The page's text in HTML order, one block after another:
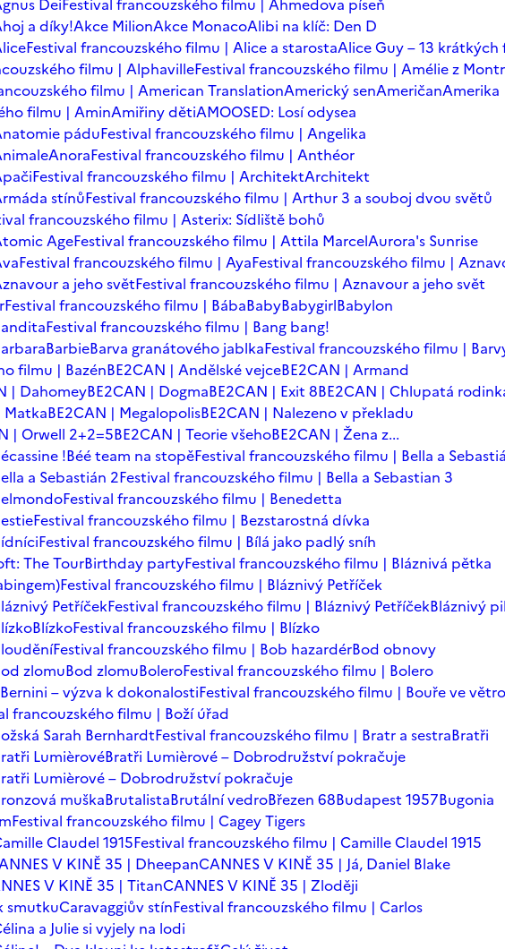
DeiFestival francouzského filmu | Ahmedova píseň
a díky!Akce MilionAkce MonacoAlibi na klíč: Den D
Festival francouzského filmu | Alice a starostaAlice Guy – 13 krátkých
filmu | AlphavilleFestival francouzského filmu | Amélie z
filmu | American TranslationAmerický senAmeričanAmerika
filmu | AminAmiřiny dětiAMOOSED: Losí odysea
páduFestival francouzského filmu | Angelika
AnoraFestival francouzského filmu | Anthéor
Festival francouzského filmu | ArchitektArchitekt
stínůFestival francouzského filmu | Arthur 3 a souboj dvou světů
francouzského filmu | Asterix: Sídliště bohů
AgeFestival francouzského filmu | Attila MarcelAurora's Sunrise
Festival francouzského filmu | AyaFestival francouzského filmu |
a jeho světFestival francouzského filmu | Aznavour a jeho svět
Festival francouzského filmu | BábaBabyBabygirlBabylon
Festival francouzského filmu | Bang bang!
BarbieBarva granátového jablkaFestival francouzského filmu |
filmu | BazénBE2CAN | Andělské vejceBE2CAN | Armand
| DahomeyBE2CAN | DogmaBE2CAN | Exit 8BE2CAN | Chlupatá
MatkaBE2CAN | MegalopolisBE2CAN | Nalezeno v překladu
| Orwell 2+2=5BE2CAN | Teorie všehoBE2CAN | Žena z...
!Béé team na stopěFestival francouzského filmu | Bella a
a Sebastián 2Festival francouzského filmu | Bella a Sebastian 3
Festival francouzského filmu | Benedetta
Festival francouzského filmu | Bezstarostná dívka
Festival francouzského filmu | Bílá jako padlý sníh
The TourBirthday partyFestival francouzského filmu | Bláznivá pětka
Festival francouzského filmu | Bláznivý Petříček
PetříčekFestival francouzského filmu | Bláznivý PetříčekBláznivý
BlízkoFestival francouzského filmu | Blízko
Festival francouzského filmu | Bob hazardérBod obnovy
zlomuBod zlomuBoleroFestival francouzského filmu | Bolero
– výzva k dokonalostiFestival francouzského filmu | Bouře ve
francouzského filmu | Boží úřad
Sarah BernhardtFestival francouzského filmu | Bratr a sestraBratři
LumièrovéBratři Lumièrové – Dobrodružství pokračuje
Lumièrové – Dobrodružství pokračuje
muškaBrutalistaBrutální vedroBřezen 68Budapest 1957Bugonia
Festival francouzského filmu | Cagey Tigers
Claudel 1915Festival francouzského filmu | Camille Claudel 1915
V KINĚ 35 | DheepanCANNES V KINĚ 35 | Já, Daniel Blake
V KINĚ 35 | TitanCANNES V KINĚ 35 | Zloději
smutkuCaravaggiův stínFestival francouzského filmu | Carlos
a Julie si vyjely na lodi